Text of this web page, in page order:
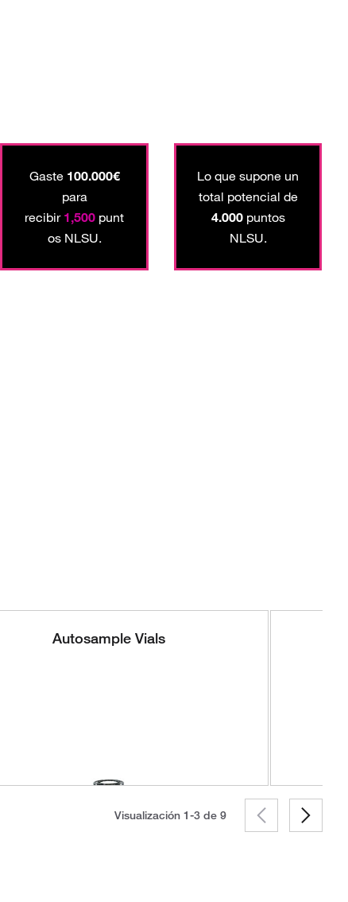
Gaste 100.000€
para
recibir 1,500 punt
os NLSU.
Lo que supone un
total potencial de
4.000puntos
NLSU.
Autosample Vials
Visualización 1-3 de 9